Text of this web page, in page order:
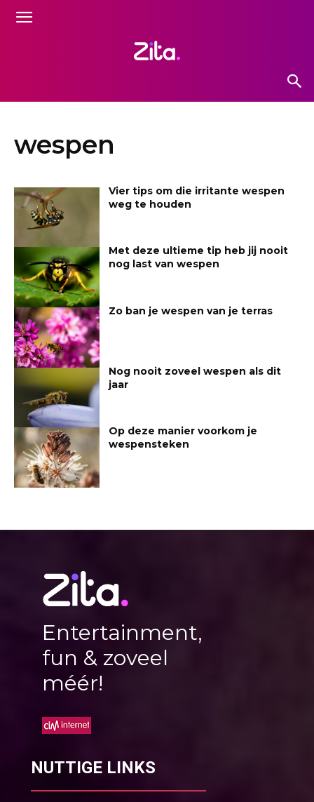
wespen
Vier tips om die irritante wespen
weg te houden
Met deze ultieme tip heb jij nooit
nog last van wespen
Zo ban je wespen van je terras
Nog nooit zoveel wespen als dit
jaar
Op deze manier voorkom je
wespensteken
Entertainment,
fun & zoveel
méér!
NUTTIGE LINKS